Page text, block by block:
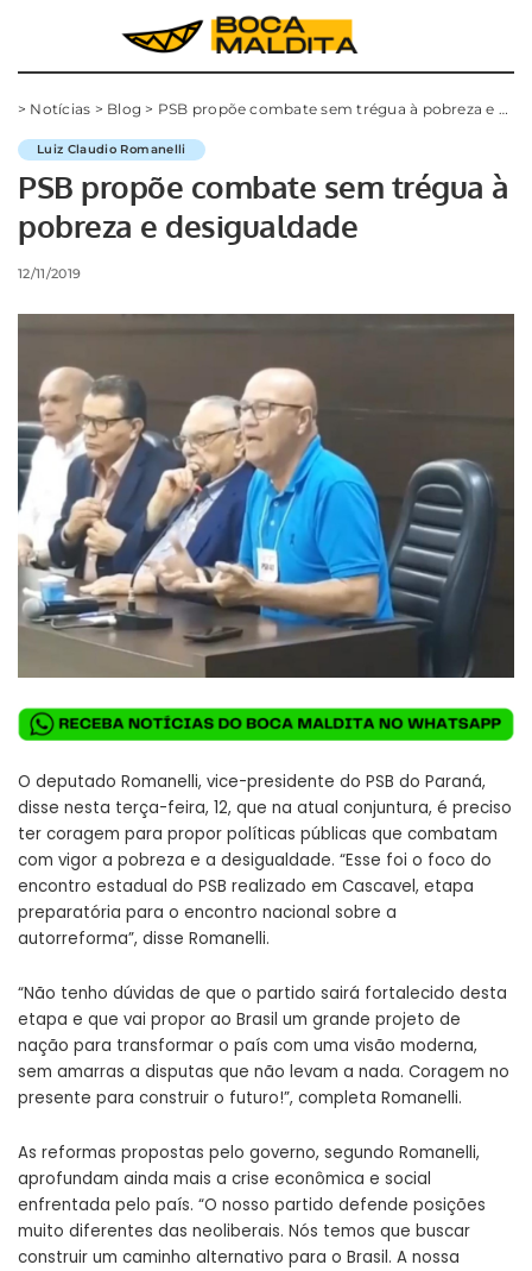
> Notícias > Blog > PSB propõe combate sem trégua à pobreza e desigualdade
Luiz Claudio Romanelli
PSB propõe combate sem trégua à
pobreza e desigualdade
12/11/2019
O deputado Romanelli, vice-presidente do PSB do Paraná,
disse nesta terça-feira, 12, que na atual conjuntura, é preciso
ter coragem para propor políticas públicas que combatam
com vigor a pobreza e a desigualdade. “Esse foi o foco do
encontro estadual do PSB realizado em Cascavel, etapa
preparatória para o encontro nacional sobre a
autorreforma”, disse Romanelli.
“Não tenho dúvidas de que o partido sairá fortalecido desta
etapa e que vai propor ao Brasil um grande projeto de
nação para transformar o país com uma visão moderna,
sem amarras a disputas que não levam a nada. Coragem no
presente para construir o futuro!”, completa Romanelli.
As reformas propostas pelo governo, segundo Romanelli,
aprofundam ainda mais a crise econômica e social
enfrentada pelo país. “O nosso partido defende posições
muito diferentes das neoliberais. Nós temos que buscar
construir um caminho alternativo para o Brasil. A nossa